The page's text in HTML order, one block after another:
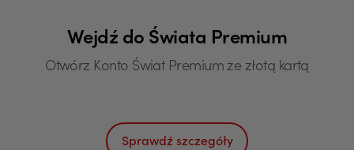
Wejdź do Świata Premium
Otwórz Konto Świat Premium ze złotą kartą
Sprawdź szczegóły